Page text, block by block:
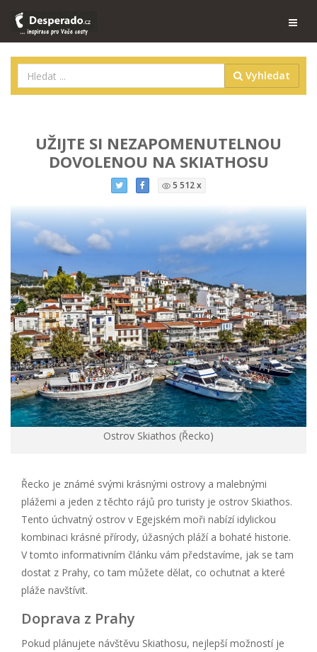
Vyhledat
UŽIJTE SI NEZAPOMENUTELNOU
DOVOLENOU NA SKIATHOSU
5 512 x
Ostrov Skiathos (Řecko)
Řecko je známé svými krásnými ostrovy a malebnými
plážemi a jeden z těchto rájů pro turisty je ostrov Skiathos.
Tento úchvatný ostrov v Egejském moři nabízí idylickou
kombinaci krásné přírody, úžasných pláží a bohaté historie.
V tomto informativním článku vám představíme, jak se tam
dostat z Prahy, co tam můžete dělat, co ochutnat a které
pláže navštívit.
Doprava z Prahy
Pokud plánujete návštěvu Skiathosu, nejlepší možností je